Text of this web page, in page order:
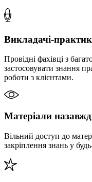
Викладачі-
Провідні фахівці з
застосовувати знання
роботи з клієнтами.
Матеріали
Вільний доступ до
закріплення знань у